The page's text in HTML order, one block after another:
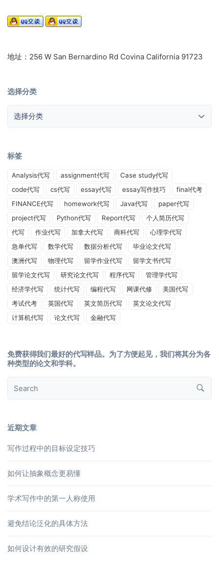
地址：256 W San Bernardino Rd Covina California 91723
选择分类
标签
Analysis代写 assignment代写
Case study代写
code代写
cs代写 essay代写 essay写作技巧
final代考
FINANCE代写
homework代写 Java代写
paper代写
project代写
Python代写 Report代写
个人简历代写
代写
作业代写 加拿大代写 商科代写
心理学代写
急单代写
数学代写 数据分析代写
毕业论文代写
澳洲代写
物理代写 留学作业代写
留学文书代写
留学论文代写
研究论文代写 程序代写
管理学代写
经济学代写
统计代写 编程代写 网课代修
美国代写
考试代考
英国代写 英文简历代写
英文论文代写
计算机代写
论文代写 金融代写
免费获得我们最好的代写样品。为了方便起见，我们将其分为各
种类型的论文和学科。
近期文章
写作过程中的目标设定技巧
如何让抽象概念更易懂
学术写作中的第一人称使用
避免结论泛化的具体方法
如何设计有效的研究假设